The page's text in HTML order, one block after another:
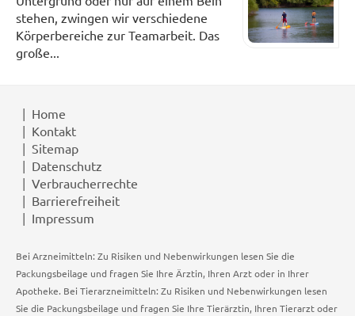
stehen, zwingen wir verschiedene
Körperbereiche zur Teamarbeit. Das
große...
Home
Kontakt
Sitemap
Datenschutz
Verbraucherrechte
Barrierefreiheit
Impressum
Bei Arzneimitteln: Zu Risiken und Nebenwirkungen lesen Sie die
Packungsbeilage und fragen Sie Ihre Ärztin, Ihren Arzt oder in Ihrer
Apotheke. Bei Tierarzneimitteln: Zu Risiken und Nebenwirkungen lesen
Sie die Packungsbeilage und fragen Sie Ihre Tierärztin, Ihren Tierarzt oder